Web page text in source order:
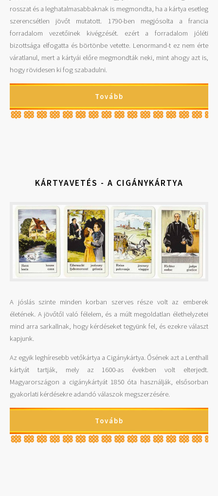
rosszat és a leghatalmasabbaknak is megmondta, ha a kártya esetleg
szerencsétlen jövőt mutatott. 1790-ben megjósolta a francia
forradalom vezetőinek kivégzését. ezért a forradalom jóléti
bizottsága elfogatta és börtönbe vetette. Lenormand-t ez nem érte
váratlanul, mert a kártyái előre megmondták neki, mint ahogy azt is,
hogy rövidesen ki fog szabadulni.
Tovább
KÁRTYAVETÉS - A CIGÁNYKÁRTYA
A jóslás szinte minden korban szerves része volt az emberek
életének. A jövőtől való félelem, és a múlt megoldatlan élethelyzetei
mind arra sarkallnak, hogy kérdéseket tegyünk fel, és ezekre választ
kapjunk.
Az egyik leghíresebb vetőkártya a Cigánykártya. Ősének azt a Lenthall
kártyát tartják, mely az 1600-as években volt elterjedt.
Magyarországon a cigánykártyát 1850 óta használják, elsősorban
gyakorlati kérdésekre adandó válaszok megszerzésére.
Tovább